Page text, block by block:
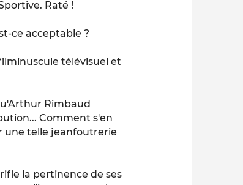
Raté !
ce acceptable ?
télévisuel et
Rimbaud
Comment s'en
une telle jeanfoutrerie
la pertinence de ses